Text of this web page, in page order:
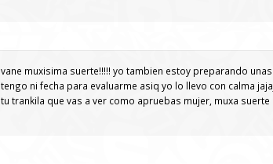
vane muxisima suerte!!!!! yo tambien estoy preparando
tengo ni fecha para evaluarme asiq yo lo llevo con calma
tu trankila que vas a ver como apruebas mujer, muxa suerte